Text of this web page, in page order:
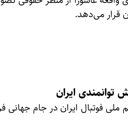
قرار می‌دهد.
توانمندی ایران
ملی فوتبال ایران در جام